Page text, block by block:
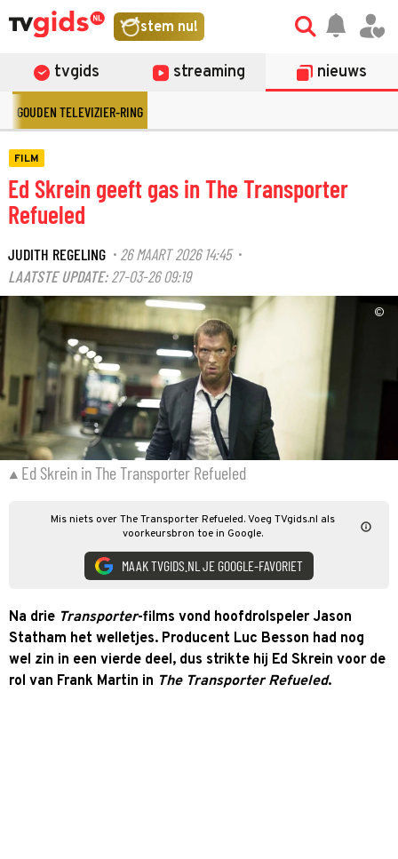
stem nu!
tvgids streaming nieuws
GOUDEN TELEVIZIER-RING
FILM
Ed Skrein geeft gas in The Transporter
Refueled
JUDITH REGELING · 26 MAART 2026 14:45·
LAATSTE UPDATE: 27-03-26 09:19
©
Ed Skrein in The Transporter Refueled
Mis niets over The Transporter Refueled. Voeg TVgids.nl als
voorkeursbron toe in Google.
MAAK TVGIDS.NL JE GOOGLE-FAVORIET
Na drie Transporter-films vond hoofdrolspeler Jason
Statham het welletjes. Producent Luc Besson had nog
wel zin in een vierde deel, dus strikte hij Ed Skrein voor de
rol van Frank Martin in The Transporter Refueled.